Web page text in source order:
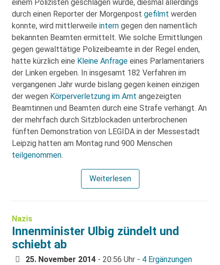
einem Polizisten geschlagen wurde, diesmal allerdings
durch einen Reporter der Morgenpost gefilmt werden
konnte, wird mittlerweile intern gegen den namentlich
bekannten Beamten ermittelt. Wie solche Ermittlungen
gegen gewalttätige Polizeibeamte in der Regel enden,
hatte kürzlich eine Kleine Anfrage eines Parlamentariers
der Linken ergeben. In insgesamt 182 Verfahren im
vergangenen Jahr wurde bislang gegen keinen einzigen
der wegen Körperverletzung im Amt angezeigten
Beamtinnen und Beamten durch eine Strafe verhängt. An
der mehrfach durch Sitzblockaden unterbrochenen
fünften Demonstration von LEGIDA in der Messestadt
Leipzig hatten am Montag rund 900 Menschen
teilgenommen.
Weiterlesen
Nazis
Innenminister Ulbig zündelt und
schiebt ab
25. November 2014 - 20:56 Uhr - 4 Ergänzungen